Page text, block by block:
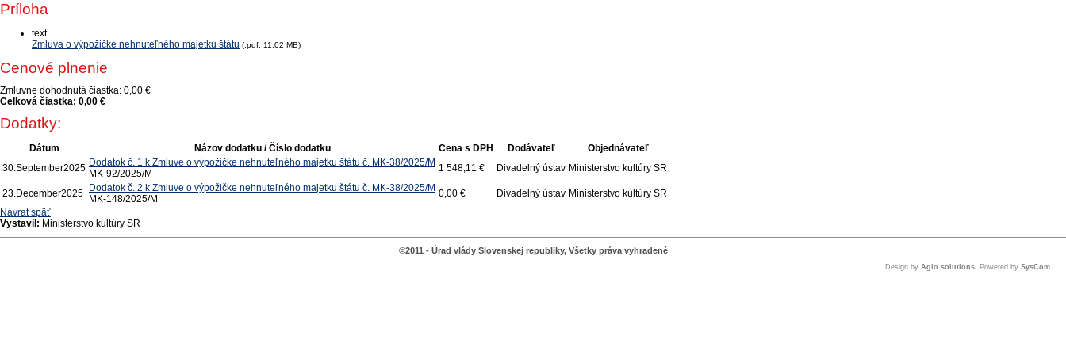
Príloha
text
Zmluva o výpožičke nehnuteľného majetku štátu (.pdf, 11.02 MB)
Cenové plnenie
Zmluvne dohodnutá čiastka: 0,00 €
Celková čiastka: 0,00 €
Dodatky:
Dátum Názov dodatku / Číslo dodatku Cena s DPH Dodávateľ
Objednávateľ
30.September2025 Dodatok č. 1 k Zmluve o výpožičke nehnuteľného majetku štátu č. MK-38/2025/M
MK-92/2025/M
1 548,11 € Divadelný ústav Ministerstvo kultúry SR
23.December2025
Dodatok č. 2 k Zmluve o výpožičke nehnuteľného majetku štátu č. MK-38/2025/M
MK-148/2025/M
0,00 € Divadelný ústav Ministerstvo kultúry SR
Návrat späť
Vystavil: Ministerstvo kultúry SR
©2011 - Úrad vlády Slovenskej republiky, Všetky práva vyhradené
Design by Aglo solutions, Powered by SysCom